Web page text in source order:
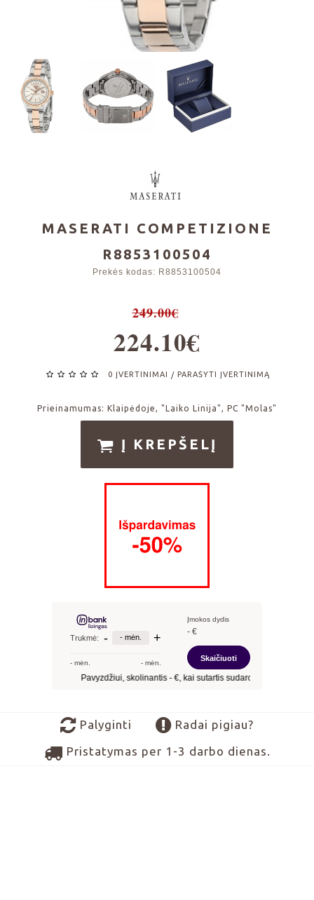
MASERATI COMPETIZIONE
R8853100504
Prekės kodas: R8853100504
249.00€
224.10€
0 ĮVERTINIMAI / PARAŠYTI ĮVERTINIMĄ
Prieinamumas: Klaipėdoje, "Laiko Linija", PC "Molas"
Į KREPŠELĮ
Palyginti Radai pigiau?
Pristatymas per 1-3 darbo dienas.